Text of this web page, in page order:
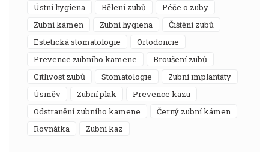
ústní hygiena bělení zubů
péče o zuby
zubní kámen
zubní hygiena
čištění zubů
estetická stomatologie
ortodoncie
prevence zubního kamene
broušení zubů
citlivost zubů
stomatologie
zubní implantáty
úsměv
zubní plak
prevence kazu
odstranění zubního kamene
černý zubní kámen
rovnátka
zubní kaz